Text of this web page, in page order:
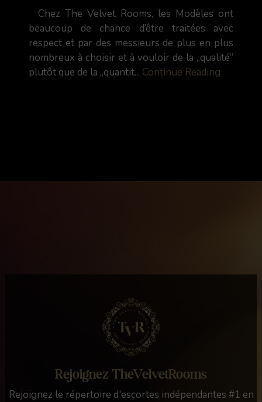
Chez The Velvet Rooms, les Modèles ont
beaucoup de chance d’être traitées avec
respect et par des messieurs de plus en plus
nombreux à choisir et à vouloir de la „qualité“
plutôt que de la „quantit... Continue Reading
Rejoignez TheVelvetRooms
Rejoignez le répertoire d'escortes indépendantes #1 en